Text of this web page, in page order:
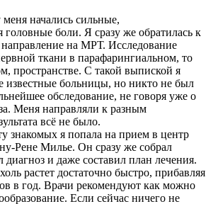
начались сильные,
боли. Я сразу же обратилась к
на МРТ. Исследование
ткани в парафарингиальном, то
пространстве. С такой выпиской я
известные больницы, но никто не был
обследование, не говоря уже о
Меня направляли к разным
всё не было.
знакомых я попала на прием в центр
Рене Милье. Он сразу же собрал
диагноз и даже составил план лечения.
растет достаточно быстро, прибавляя
в год. Врачи рекомендуют как можно
Если сейчас ничего не